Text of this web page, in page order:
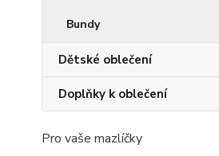
Bundy
Dětské oblečení
Doplňky k oblečení
Pro vaše mazlíčky